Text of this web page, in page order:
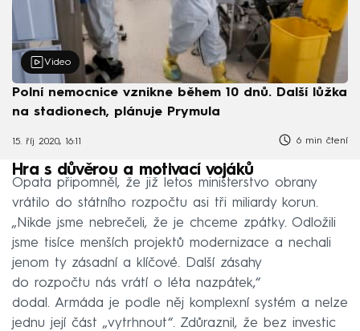
Video
Polní nemocnice vznikne během 10 dnů. Další lůžka
na stadionech, plánuje Prymula
15. říj 2020, 16:11 6 min čtení
Hra s důvěrou a motivací vojáků
Opata připomněl, že již letos ministerstvo obrany
vrátilo do státního rozpočtu asi tři miliardy korun.
„Nikde jsme nebrečeli, že je chceme zpátky. Odložili
jsme tisíce menších projektů modernizace a nechali
jenom ty zásadní a klíčové. Další zásahy
do rozpočtu nás vrátí o léta nazpátek,“
dodal. Armáda je podle něj komplexní systém a nelze
jednu její část „vytrhnout“. Zdůraznil, že bez investic